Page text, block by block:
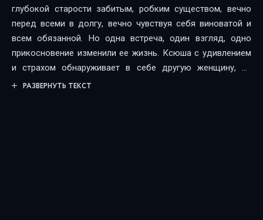
глубокой старости забитым, робким существом, вечно
перед всеми в долгу, вечно чувствуя себя виноватой и
всем обязанной. Но одна встреча, один взгляд, одно
прикосновение изменили ее жизнь. Ксюша с удивлением
и страхом обнаруживает в себе другую женщину, не
серую пугливую мышку, а привлекательную, уверенную в
РАЗВЕРНУТЬ ТЕКСТ